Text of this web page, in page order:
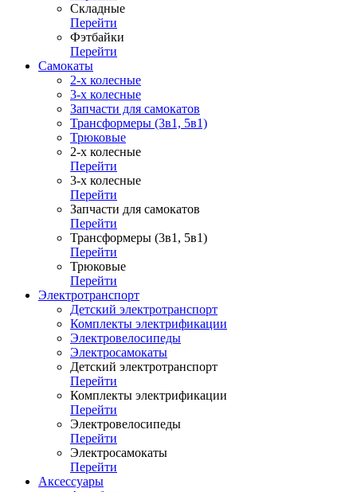
Складные
Перейти
Фэтбайки
Перейти
Самокаты
2-х колесные
3-х колесные
Запчасти для самокатов
Трансформеры (3в1, 5в1)
Трюковые
2-х колесные
Перейти
3-х колесные
Перейти
Запчасти для самокатов
Перейти
Трансформеры (3в1, 5в1)
Перейти
Трюковые
Перейти
Электротранспорт
Детский электротранспорт
Комплекты электрификации
Электровелосипеды
Электросамокаты
Детский электротранспорт
Перейти
Комплекты электрификации
Перейти
Электровелосипеды
Перейти
Электросамокаты
Перейти
Аксессуары